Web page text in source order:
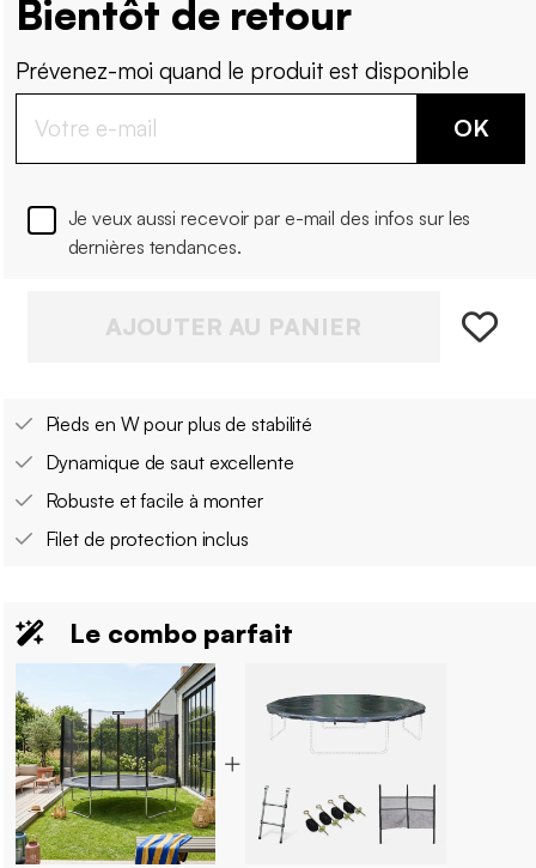
Bientôt de retour
Prévenez-moi quand le produit est disponible
OK
Je veux aussi recevoir par e-mail des infos sur les
dernières tendances.
AJOUTER AU PANIER
Pieds en W pour plus de stabilité
Dynamique de saut excellente
Robuste et facile à monter
Filet de protection inclus
Le combo parfait